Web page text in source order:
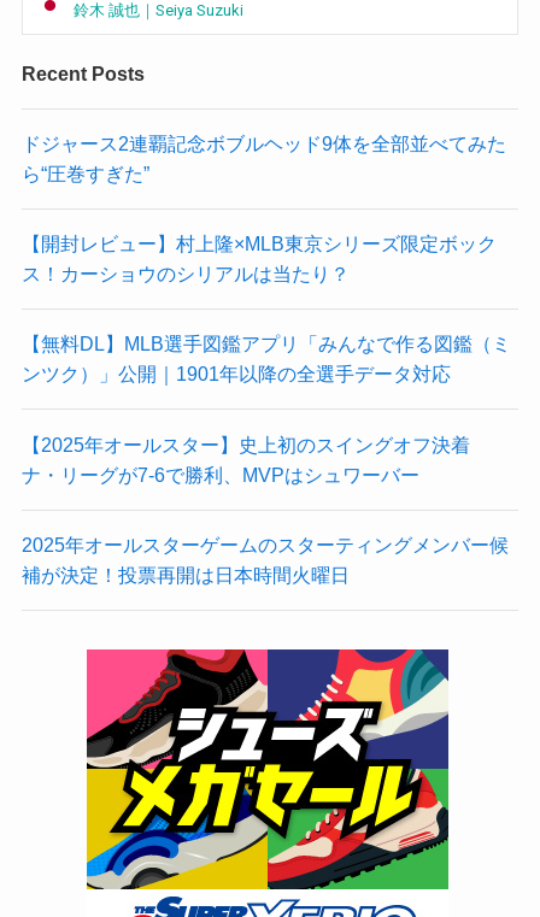
鈴木 誠也｜Seiya Suzuki
Recent Posts
ドジャース2連覇記念ボブルヘッド9体を全部並べてみた
ら“圧巻すぎた”
【開封レビュー】村上隆×MLB東京シリーズ限定ボック
ス！カーショウのシリアルは当たり？
【無料DL】MLB選手図鑑アプリ「みんなで作る図鑑（ミ
ンツク）」公開｜1901年以降の全選手データ対応
【2025年オールスター】史上初のスイングオフ決着
ナ・リーグが7-6で勝利、MVPはシュワーバー
2025年オールスターゲームのスターティングメンバー候
補が決定！投票再開は日本時間火曜日